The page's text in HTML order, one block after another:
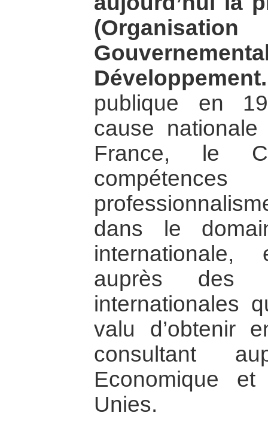
Développement.
publique en
cause
France, le
dans le
auprès des
internationales
valu d’obtenir
consultant
Economique
Unies.